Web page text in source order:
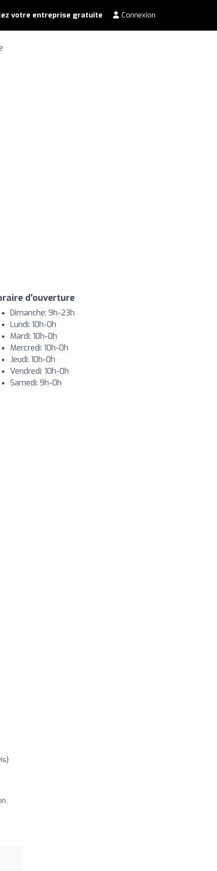
votre entreprise gratuite Connexion
d'ouverture
Dimanche: 9h-23h
Lundi: 10h-0h
Mardi: 10h-0h
Mercredi: 10h-0h
Jeudi: 10h-0h
Vendredi: 10h-0h
Samedi: 9h-0h